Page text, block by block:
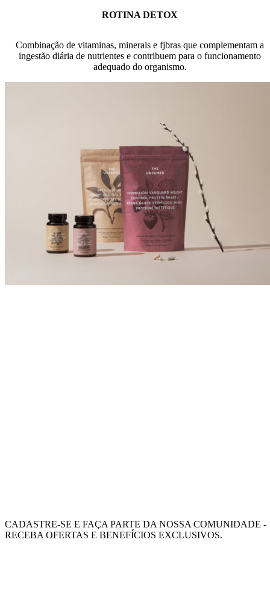
ROTINA DETOX
Combinação de vitaminas, minerais e fjbras que complementam a
ingestão diária de nutrientes e contribuem para o funcionamento
adequado do organismo.
CADASTRE-SE E FAÇA PARTE DA NOSSA COMUNIDADE -
RECEBA OFERTAS E BENEFÍCIOS EXCLUSIVOS.